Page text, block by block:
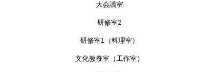
大会議室
研修室2
研修室1（料理室）
文化教養室（工作室）